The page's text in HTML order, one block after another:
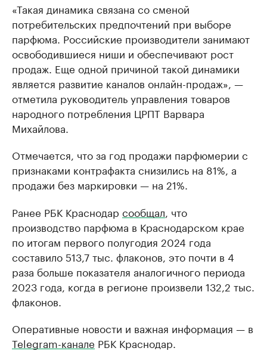
«Такая динамика связана со сменой
потребительских предпочтений при выборе
парфюма. Российские производители занимают
освободившиеся ниши и обеспечивают рост
продаж. Еще одной причиной такой динамики
является развитие каналов онлайн-продаж», —
отметила руководитель управления товаров
народного потребления ЦРПТ Варвара
Михайлова.
Отмечается, что за год продажи парфюмерии с
признаками контрафакта снизились на 81%, а
продажи без маркировки — на 21%.
Ранее РБК Краснодар сообщал , что
производство парфюма в Краснодарском крае
по итогам первого полугодия 2024 года
составило 513,7 тыс. флаконов, это почти в 4
раза больше показателя аналогичного периода
2023 года, когда в регионе произвели 132,2 тыс.
флаконов.
Оперативные новости и важная информация — в
Telegram-канале РБК Краснодар.